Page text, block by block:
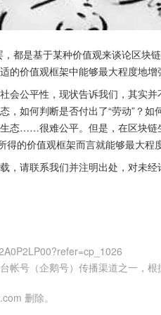
都是基于某种价值观来谈论区块
价值观框架中能够最大程度地增
会公平性，现状告诉我们，其实
如何判断是否付出了“劳动”？如
态……很难公平。但是，在区块
的价值观框架而言就能够最大程
，请联系我们并注明出处，对未
帐号（企鹅号）传播渠道之一，根
删除。